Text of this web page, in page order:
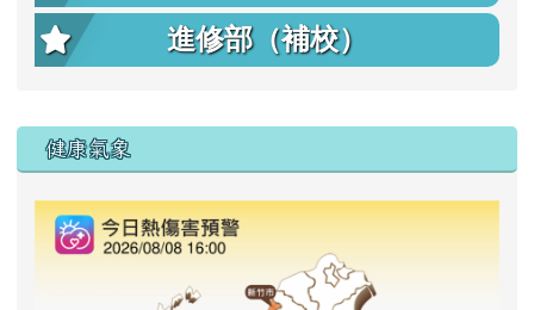
進修部（補校）
右邊區域內容
健康氣象